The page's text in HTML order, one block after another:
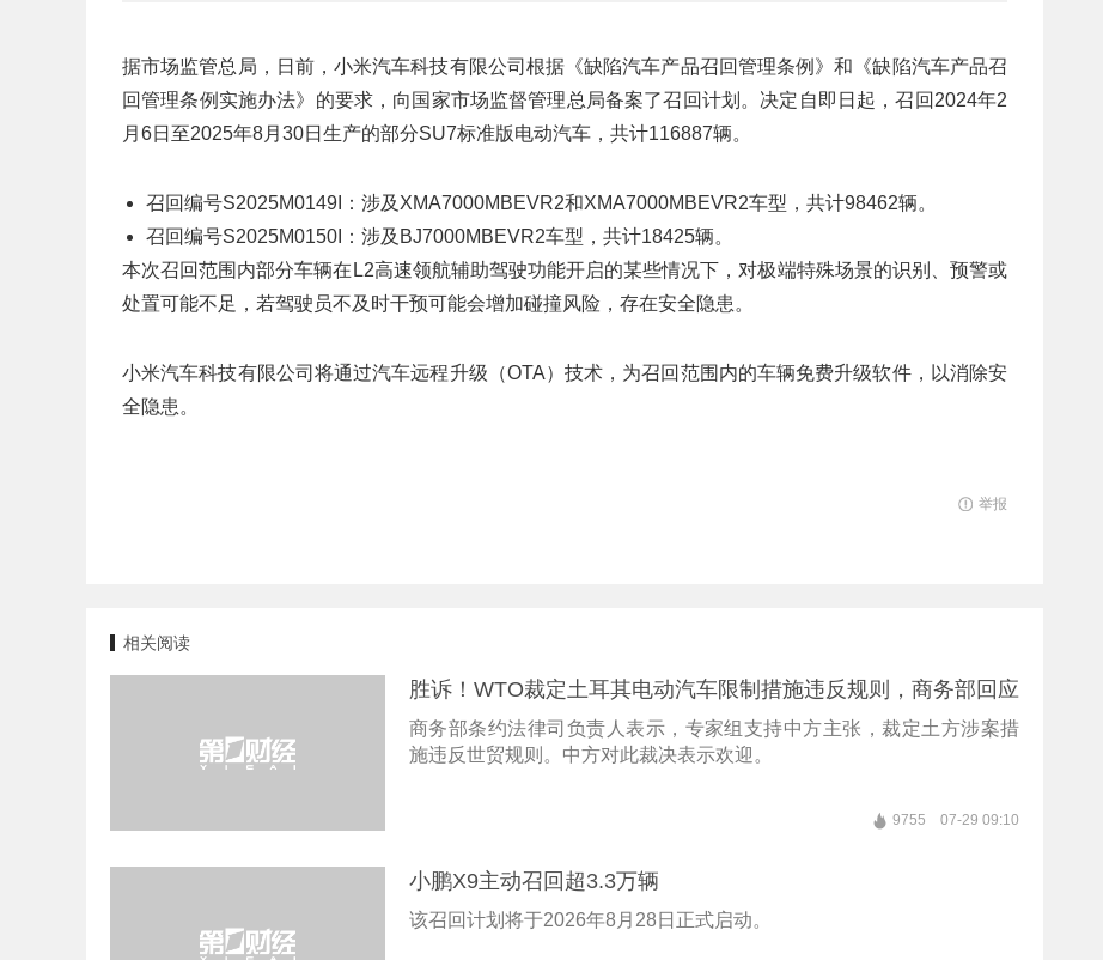
据市场监管总局，日前，小米汽车科技有限公司根据《缺陷汽车产品召回管理条例》和《缺陷汽车产品召
回管理条例实施办法》的要求，向国家市场监督管理总局备案了召回计划。决定自即日起，召回2024年2
月6日至2025年8月30日生产的部分SU7标准版电动汽车，共计116887辆。
召回编号S2025M0149I：涉及XMA7000MBEVR2和XMA7000MBEVR2车型，共计98462辆。
召回编号S2025M0150I：涉及BJ7000MBEVR2车型，共计18425辆。
本次召回范围内部分车辆在L2高速领航辅助驾驶功能开启的某些情况下，对极端特殊场景的识别、预警或
处置可能不足，若驾驶员不及时干预可能会增加碰撞风险，存在安全隐患。
小米汽车科技有限公司将通过汽车远程升级（OTA）技术，为召回范围内的车辆免费升级软件，以消除安
全隐患。
举报
相关阅读
胜诉！WTO裁定土耳其电动汽车限制措施违反规则，商务部回应
商务部条约法律司负责人表示，专家组支持中方主张，裁定土方涉案措
施违反世贸规则。中方对此裁决表示欢迎。
9755 07-29 09:10
小鹏X9主动召回超3.3万辆
该召回计划将于2026年8月28日正式启动。